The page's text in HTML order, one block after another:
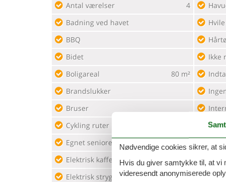
Antal værelser
4
Badning ved havet
BBQ
Bidet
Boligareal
80 m²
Brandslukker
Bruser
Cykling ruter
Egnet seniorer sommer
Elektrisk kaffemaskine
Elektrisk strygejern
Ikke
Intet
Led
Nødvendige cookies sikrer, at
Hvis du giver samtykke til, at vi
videresendt anonymiserede